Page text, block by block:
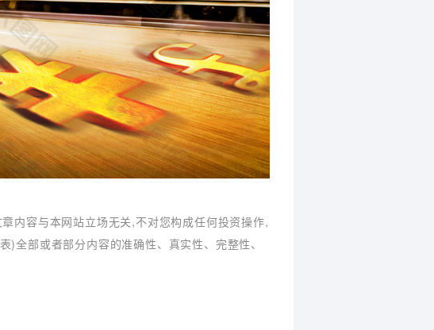
内容与本网站立场无关,不对您构成任何投资操作,
全部或者部分内容的准确性、真实性、完整性、